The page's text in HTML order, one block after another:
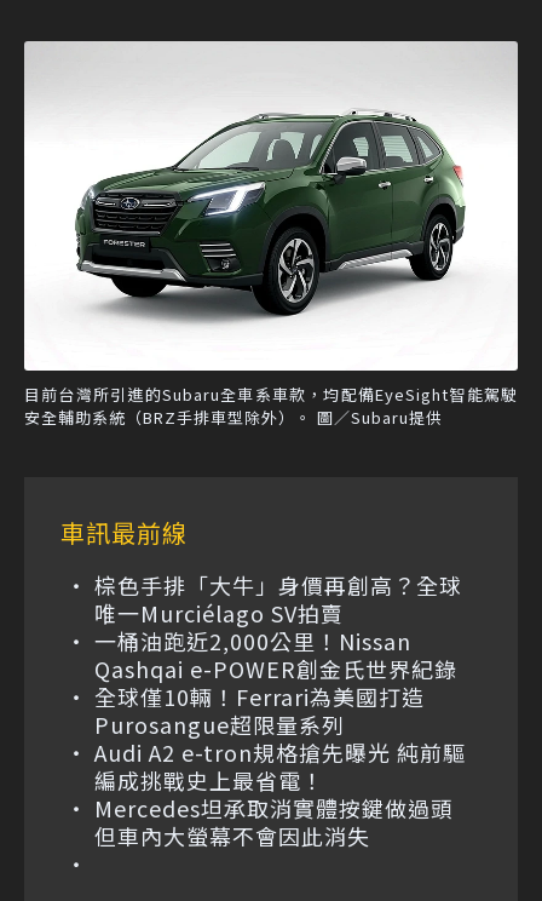
目前台灣所引進的Subaru全車系車款，均配備EyeSight智能駕駛
安全輔助系統（BRZ手排車型除外）。 圖／Subaru提供
車訊最前線
棕色手排「大牛」身價再創高？全球
唯一Murciélago SV拍賣
一桶油跑近2,000公里！Nissan
Qashqai e-POWER創金氏世界紀錄
全球僅10輛！Ferrari為美國打造
Purosangue超限量系列
Audi A2 e-tron規格搶先曝光 純前驅
編成挑戰史上最省電！
Mercedes坦承取消實體按鍵做過頭
但車內大螢幕不會因此消失